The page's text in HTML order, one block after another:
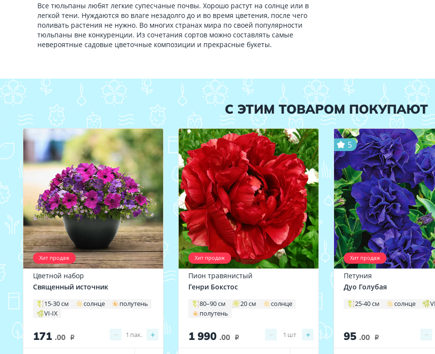
Все тюльпаны любят легкие супесчаные почвы. Хорошо растут на солнце или в
легкой тени. Нуждаются во влаге незадолго до и во время цветения, после чего
поливать растения не нужно. Во многих странах мира по своей популярности
тюльпаны вне конкуренции. Из сочетания сортов можно составлять самые
невероятные садовые цветочные композиции и прекрасные букеты.
С ЭТИМ ТОВАРОМ ПОКУПАЮТ
Хит продаж
Цветной набор
Священный источник
15-30 см солнце
полутень
VI-IX
171 .00 i − +
1 пак.
Хит продаж
Пион травянистый
Генри Бокстос
80–90 см 20 см
солнце
полутень
1 990 .00 i − +
1 шт
Хит продаж
5
Петуния
Дуо Голубая
25-40 см солнце
95 .00 i −